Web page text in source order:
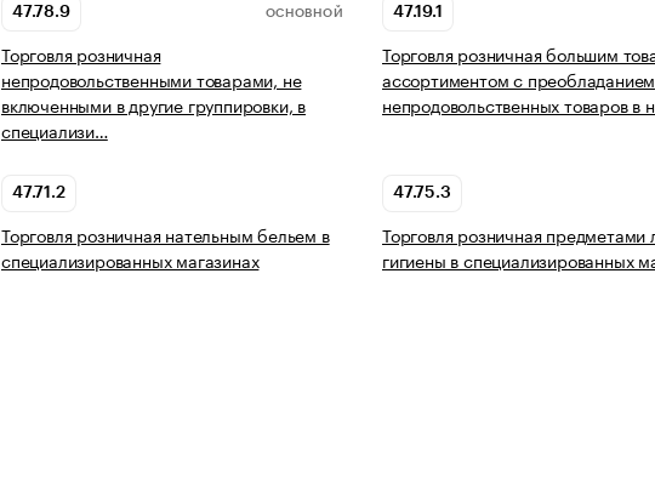
47.78.9 ОСНОВНОЙ
Торговля розничная
непродовольственными товарами, не
включенными в другие группировки, в
специализи…
47.19.1
Торговля розничная большим
ассортиментом с преобладанием
непродовольственных товаров в
47.71.2
Торговля розничная нательным бельем в
специализированных магазинах
47.75.3
Торговля розничная предметами
гигиены в специализированных